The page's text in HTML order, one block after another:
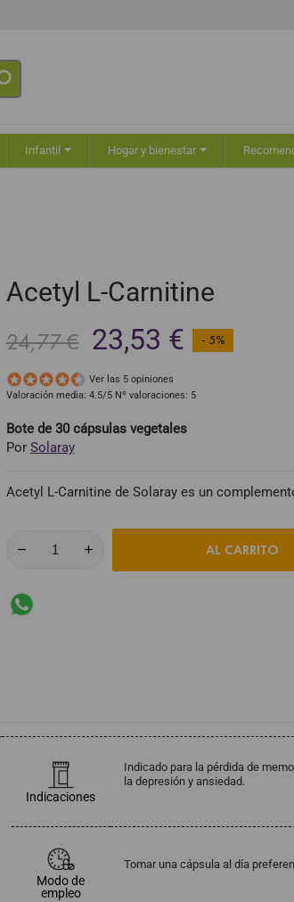
Infantil Hogar y bienestar
Acetyl L-Carnitine
24,77 € 23,53 € - 5%
Ver las 5 opiniones
Valoración media: 4.5/5 Nº valoraciones: 5
Bote de 30 cápsulas vegetales
Por Solaray
Acetyl L-Carnitine de Solaray es un
AL CARRITO
Indicaciones
Indicado para la pérdida de
la depresión y ansiedad.
Modo de
empleo
Tomar una cápsula al día